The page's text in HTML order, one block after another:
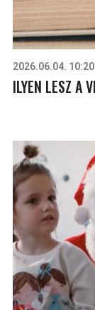
2026.06.04. 10:20
ILYEN LESZ A